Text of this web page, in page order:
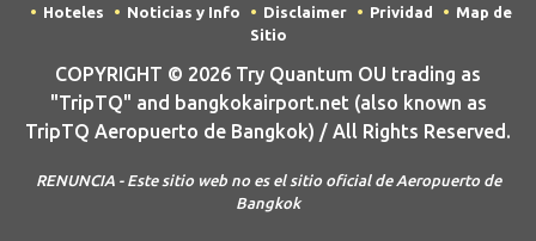
Hoteles
Noticias y Info Disclaimer Prividad
Map de
Sitio
COPYRIGHT © 2026 Try Quantum OU trading as
"TripTQ" and bangkokairport.net (also known as
TripTQ Aeropuerto de Bangkok) / All Rights Reserved.
RENUNCIA - Este sitio web no es el sitio oficial de Aeropuerto de
Bangkok